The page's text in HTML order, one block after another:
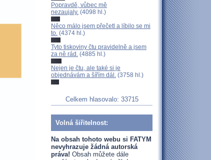
Popravdě, vůbec mě
nezaujaly. (4098 hl.)
Něco málo jsem přečetl a líbilo se mi
to. (4374 hl.)
Tyto tiskoviny čtu pravidelně a jsem
za ně rád. (4885 hl.)
Nejen je čtu, ale také si je
objednávám a šířím dál. (3758 hl.)
Celkem hlasovalo: 33715
Volná šiřitelnost:
Na obsah tohoto webu si FATYM
nevyhrazuje žádná autorská
práva! Obsah můžete dále